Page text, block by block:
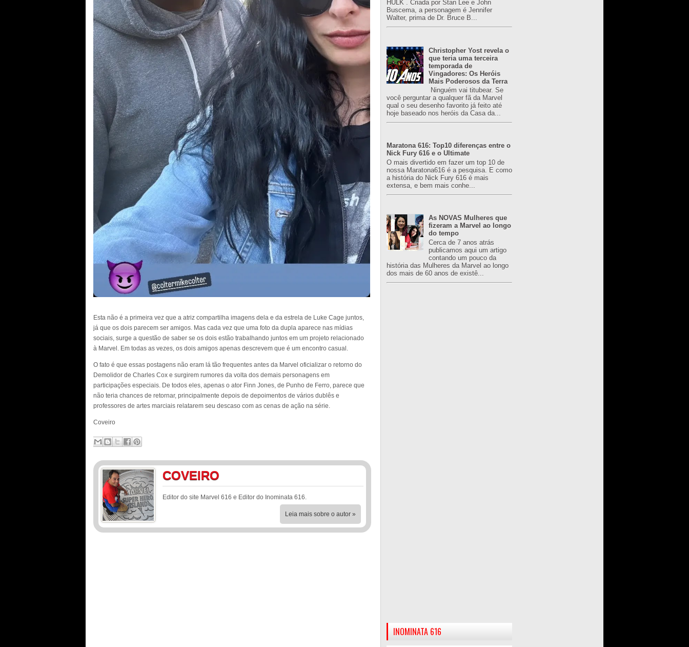
Esta não é a primeira vez que a atriz compartilha imagens dela e da estrela de Luke Cage juntos,
já que os dois parecem ser amigos. Mas cada vez que uma foto da dupla aparece nas mídias
sociais, surge a questão de saber se os dois estão trabalhando juntos em um projeto relacionado
à Marvel. Em todas as vezes, os dois amigos apenas descrevem que é um encontro casual.
O fato é que essas postagens não eram lá tão frequentes antes da Marvel oficializar o retorno do
Demolidor de Charles Cox e surgirem rumores da volta dos demais personagens em
participações especiais. De todos eles, apenas o ator Finn Jones, de Punho de Ferro, parece que
não teria chances de retornar, principalmente depois de depoimentos de vários dublês e
professores de artes marciais relatarem seu descaso com as cenas de ação na série.
Coveiro
COVEIRO
Editor do site Marvel 616 e Editor do Inominata 616.
Leia mais sobre o autor »
HULK . Criada por Stan Lee e John
Buscema, a personagem é Jennifer
Walter, prima de Dr. Bruce B...
Christopher Yost revela o
que teria uma terceira
temporada de
Vingadores: Os Heróis
Mais Poderosos da Terra
Ninguém vai titubear. Se
você perguntar a qualquer fã da Marvel
qual o seu desenho favorito já feito até
hoje baseado nos heróis da Casa da...
Maratona 616: Top10 diferenças entre o
Nick Fury 616 e o Ultimate
O mais divertido em fazer um top 10 de
nossa Maratona616 é a pesquisa. E como
a história do Nick Fury 616 é mais
extensa, e bem mais conhe...
As NOVAS Mulheres que
fizeram a Marvel ao longo
do tempo
Cerca de 7 anos atrás
publicamos aqui um artigo
contando um pouco da
história das Mulheres da Marvel ao longo
dos mais de 60 anos de existê...
INOMINATA 616